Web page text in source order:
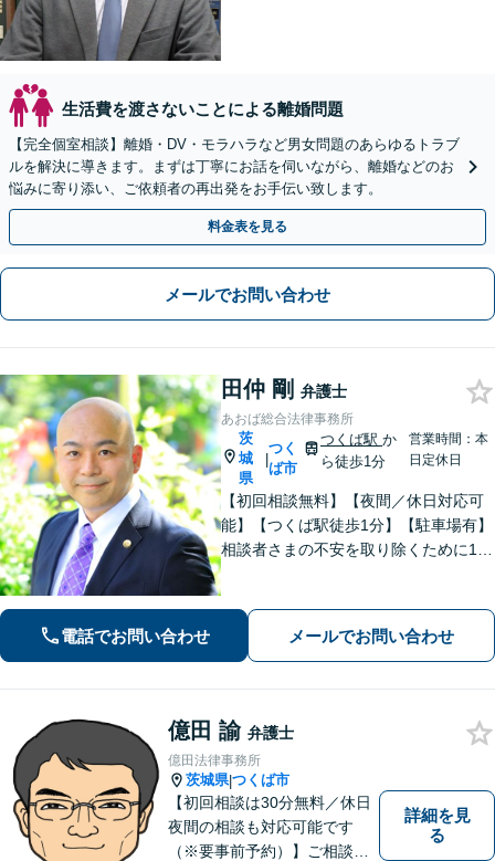
生活費を渡さないことによる離婚問題
【完全個室相談】離婚・DV・モラハラなど男女問題のあらゆるトラブ
ルを解決に導きます。まずは丁寧にお話を伺いながら、離婚などのお
悩みに寄り添い、ご依頼者の再出発をお手伝い致します。
料金表を見る
メールでお問い合わせ
田仲 剛 弁護士
あおば総合法律事務所
茨
城
県
|
つく
ば市
つくば駅か
ら徒歩1分
営業時間：本
日定休日
【初回相談無料】【夜間／休日対応可
能】【つくば駅徒歩1分】【駐車場有】
相談者さまの不安を取り除くために1件
することを心がけています。まずはお
気軽にお問い合わせください。
電話でお問い合わせ メールでお問い合わせ
億田 諭 弁護士
億田法律事務所
茨城県|つくば市
【初回相談は30分無料／休日
夜間の相談も対応可能です
（※要事前予約）】ご相談、
詳細を見
る